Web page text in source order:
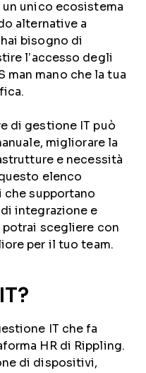
unico ecosistema
alternative a
bisogno di
l’accesso degli
man mano che la tua
di gestione IT può
migliorare la
e necessità
elenco
supportano
integrazione e
scegliere con
per il tuo team.
IT che fa
HR di Rippling.
di dispositivi,